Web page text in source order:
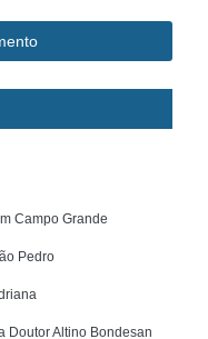
Campo Grande
Pedro
Doutor Altino Bondesan